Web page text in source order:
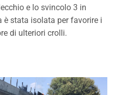
e lo svincolo 3 in
è stata isolata per favorire i
di ulteriori crolli.